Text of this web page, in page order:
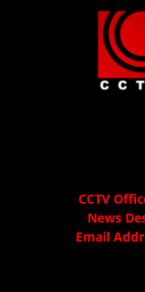
CCTV
News
Email